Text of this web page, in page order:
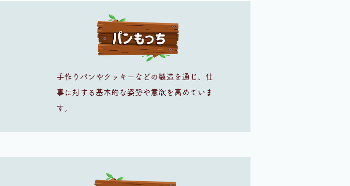
手作りパンやクッキーなどの製造を通じ、仕
事に対する基本的な姿勢や​意欲を高めていま
す。